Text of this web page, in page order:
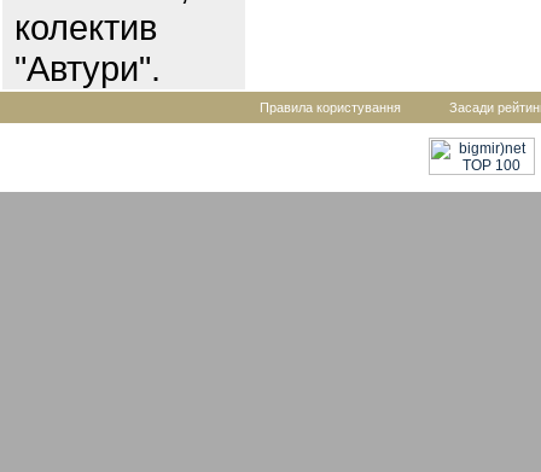
колектив
"Автури".
Правила користування Засади